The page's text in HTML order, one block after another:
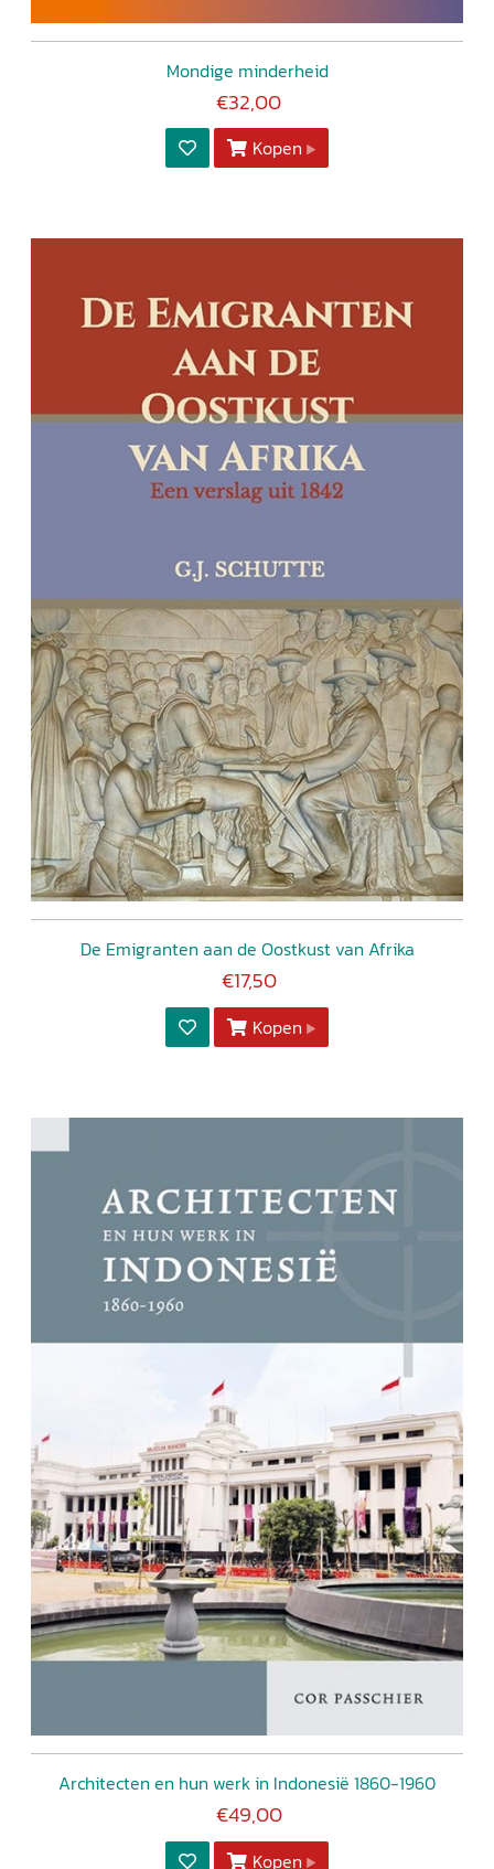
Mondige minderheid
€32,00
Kopen
De Emigranten aan de Oostkust van Afrika
€17,50
Kopen
Architecten en hun werk in Indonesië 1860-1960
€49,00
Kopen